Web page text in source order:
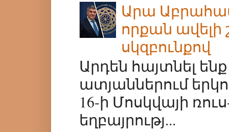
Արա
որքան
սկզբունքով
Արդեն հայտնել
ատյաններում
16-ի Մոսկվայի
եղբայրությ...